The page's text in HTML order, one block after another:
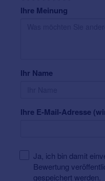
Ihre Meinung
Ihr Name
Ihre E-Mail-Adresse
Ja, ich bin damit
Bewertung
gespeichert werden.